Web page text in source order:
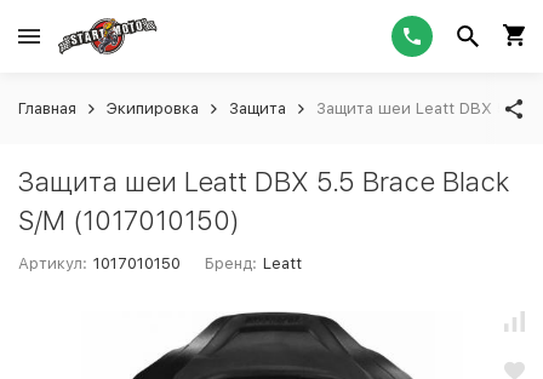
Главная Экипировка Защита Защита шеи Leatt DBX 5.5
Защита шеи Leatt DBX 5.5 Brace Black
S/M (1017010150)
Артикул: 1017010150 Бренд: Leatt